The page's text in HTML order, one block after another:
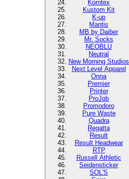
Korntex
Kustom Kit
K-up
Mantis
MB by Daiber
Mr. Socks
NEOBLU
Neutral
New Morning Studios
Next Level Apparel
Onna
Premier
Printer
ProJob
Promodoro
Pure Waste
Quadra
Regatta
Result
Result Headwear
RTP
Russell Athletic
Seidensticker
SOL'S